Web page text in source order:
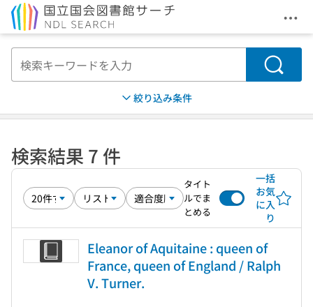
メ
検索
絞り込み条件
検索結果 7 件
タイト
ルでま
とめる
一括
お気
に入
り
Eleanor of Aquitaine : queen of
France, queen of England / Ralph
V. Turner.